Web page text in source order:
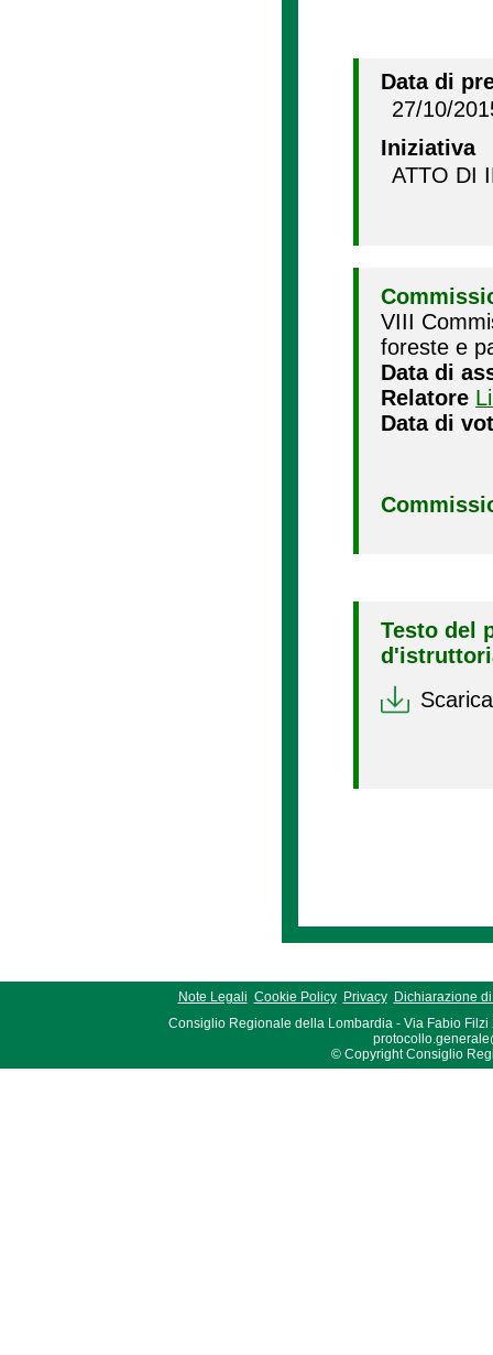
Data di
27/10/
Iniziativa
ATTO DI
VIII
foreste e
Data di
Relatore
Data di
Testo del
Note Legali Cookie Policy Privacy
Dichiarazione
Consiglio Regionale della Lombardia - Via Fabio Filzi
© Copyright Consiglio